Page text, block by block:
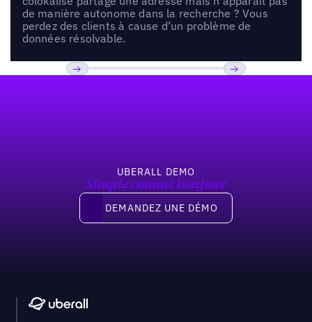
de manière autonome dans la recherche ? Vous
perdez des clients à cause d’un problème de
données résolvable.
UBERALL DEMO
Simple comme bonjour
Demandez une démo
DEMANDEZ UNE DÉMO